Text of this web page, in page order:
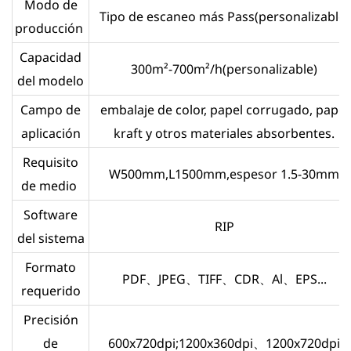
Modo de
producción
Tipo de escaneo más Pass(personalizable)
Capacidad
del modelo
300m²-700m²/h(personalizable)
Campo de
aplicación
embalaje de color, papel corrugado, papel
kraft y otros materiales absorbentes.
Requisito
de medio
W500mm,L1500mm,espesor 1.5-30mm
Software
del sistema
RIP
Formato
requerido
PDF、JPEG、TIFF、CDR、Al、EPS...
Precisión
de
600x720dpi;1200x360dpi、1200x720dpi